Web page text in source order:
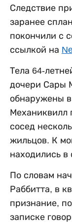
Следствие
заранее
покончили с
ссылкой на
Тела 64-
дочери Сары
обнаружены
Механиквилл
сосед
жильцов. К
находились в
По словам
Раббитта, в
признание,
записке